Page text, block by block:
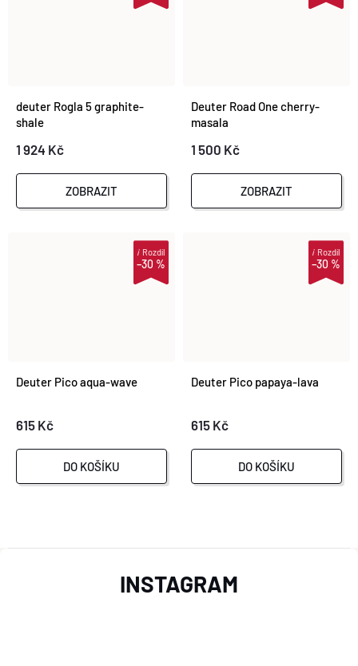
deuter Rogla 5 graphite-
shale
1 924 Kč
ZOBRAZIT
Deuter Road One cherry-
masala
1 500 Kč
ZOBRAZIT
–30 %
iRozdíl
Deuter Pico aqua-wave
615 Kč
DO KOŠÍKU
–30 %
iRozdíl
Deuter Pico papaya-lava
615 Kč
DO KOŠÍKU
INSTAGRAM